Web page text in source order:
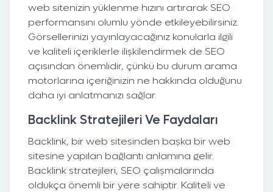
web sitenizin yüklenme hızını artırarak SEO
performansını olumlu yönde etkileyebilirsiniz.
Görsellerinizi yayınlayacağınız konularla ilgili
ve kaliteli içeriklerle ilişkilendirmek de SEO
açısından önemlidir, çünkü bu durum arama
motorlarına içeriğinizin ne hakkında olduğunu
daha iyi anlatmanızı sağlar.
Backlink Stratejileri Ve Faydaları
Backlink, bir web sitesinden başka bir web
sitesine yapılan bağlantı anlamına gelir.
Backlink stratejileri, SEO çalışmalarında
oldukça önemli bir yere sahiptir. Kaliteli ve